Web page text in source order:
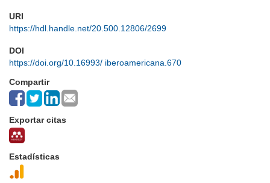
URI
https://hdl.handle.net/20.500.12806/2699
DOI
https://doi.org/10.16993/ iberoamericana.670
Compartir
Exportar citas
Estadísticas